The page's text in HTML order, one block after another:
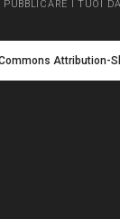
I TUOI
Attribution-